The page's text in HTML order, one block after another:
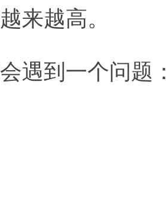
来越高。
遇到一个问题：